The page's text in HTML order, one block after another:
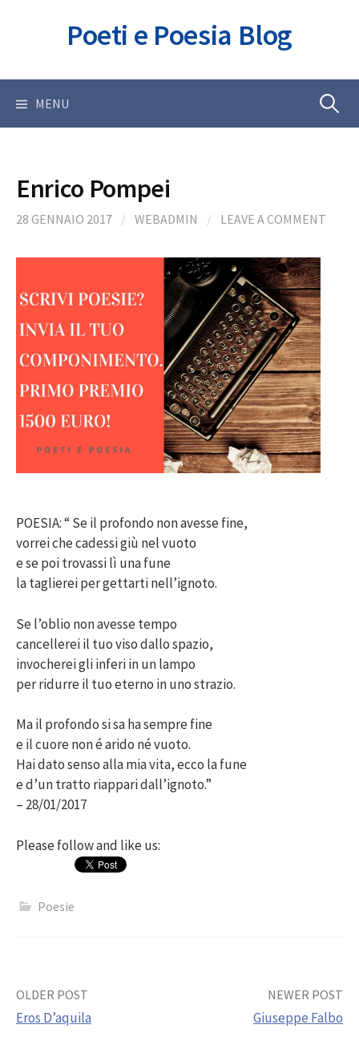
Poeti e Poesia Blog
MENU Ricerca
Enrico Pompei
28 GENNAIO 2017 / WEBADMIN / LEAVE A COMMENT
POESIA: “ Se il profondo non avesse fine,
vorrei che cadessi giù nel vuoto
e se poi trovassi lì una fune
la taglierei per gettarti nell’ignoto.
Se l’oblio non avesse tempo
cancellerei il tuo viso dallo spazio,
invocherei gli inferi in un lampo
per ridurre il tuo eterno in uno strazio.
Ma il profondo si sa ha sempre fine
e il cuore non é arido né vuoto.
Hai dato senso alla mia vita, ecco la fune
e d’un tratto riappari dall’ignoto.”
– 28/01/2017
Please follow and like us:
Poesie
Post
OLDER POST
Eros D’aquila
NEWER POST
Giuseppe Falbo